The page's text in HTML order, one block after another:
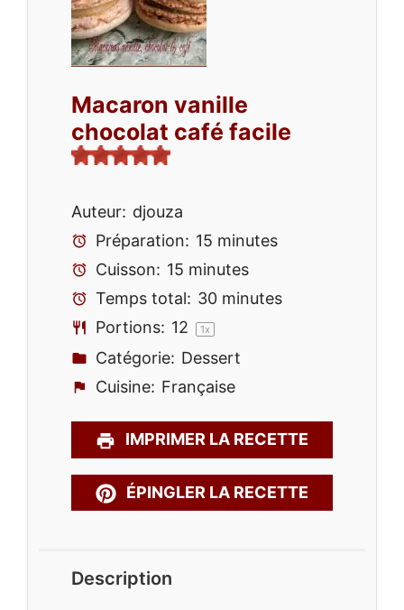
Macaron vanille
chocolat café facile
Auteur: djouza
Préparation: 15 minutes
Cuisson: 15 minutes
Temps total: 30 minutes
Portions: 12 1x
Catégorie: Dessert
Cuisine: Française
IMPRIMER LA RECETTE
ÉPINGLER LA RECETTE
Description